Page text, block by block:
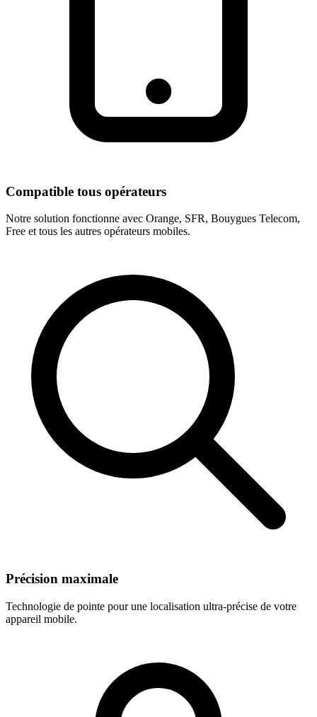
Compatible tous opérateurs
Notre solution fonctionne avec Orange, SFR, Bouygues Telecom,
Free et tous les autres opérateurs mobiles.
Précision maximale
Technologie de pointe pour une localisation ultra-précise de votre
appareil mobile.